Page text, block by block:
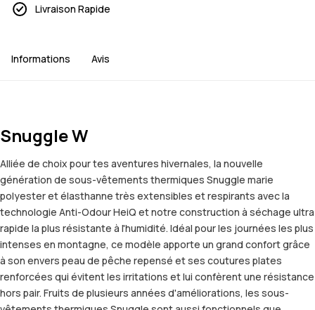
Livraison Rapide
Informations Avis
Snuggle W
Alliée de choix pour tes aventures hivernales, la nouvelle
génération de sous-vêtements thermiques Snuggle marie
polyester et élasthanne très extensibles et respirants avec la
technologie Anti-Odour HeiQ et notre construction à séchage ultra
rapide la plus résistante à l'humidité. Idéal pour les journées les plus
intenses en montagne, ce modèle apporte un grand confort grâce
à son envers peau de pêche repensé et ses coutures plates
renforcées qui évitent les irritations et lui confèrent une résistance
hors pair. Fruits de plusieurs années d'améliorations, les sous-